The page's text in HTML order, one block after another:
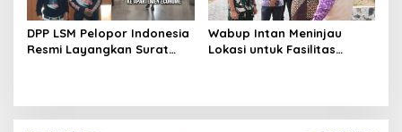
DPP LSM Pelopor Indonesia
Resmi Layangkan Surat
Wabup Intan Meninjau
Lokasi untuk Fasilitas